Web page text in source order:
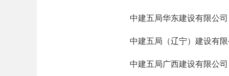
中建五局华东建设有限公司
中建五局（辽宁）建设有限
中建五局广西建设有限公司